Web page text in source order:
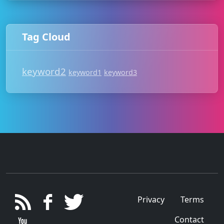
Tag Cloud
keyword2 keyword1 keyword3
Privacy
Terms
Contact